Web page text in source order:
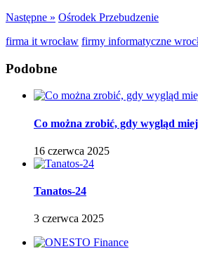
Następne » Ośrodek Przebudzenie
firma it wrocław firmy informatyczne
Podobne
Co można zrobić, gdy wygląd
16 czerwca 2025
Tanatos-24
3 czerwca 2025